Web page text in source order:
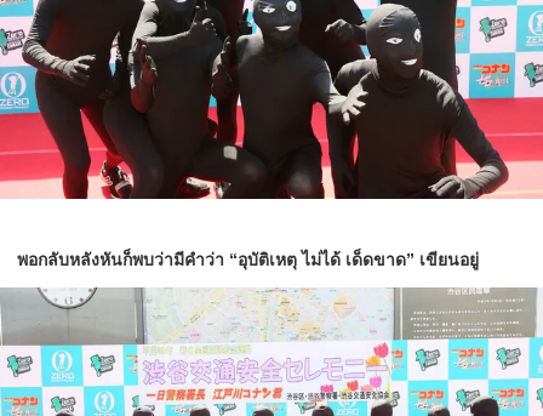
พอกลับหลังหันก็พบว่ามีคำว่า “อุบัติเหตุ ไม่ได้ เด็ดขาด” เขียนอยู่